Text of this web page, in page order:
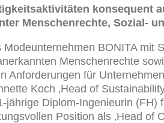
konsequent
Menschenrechte, Sozial-
Modeunternehmen BONITA mit
Menschen­rechte
Anforderungen für
Koch ‚Head of
jährige Diplom-Ingenieurin
Position als ‚Head of